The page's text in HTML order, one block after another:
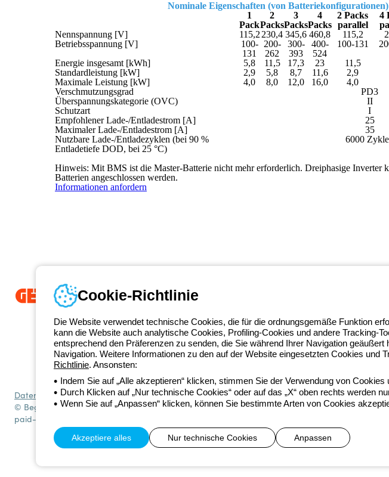
Nominale Eigenschaften (von Batteriekonfigurationen)
1
Pack
2
Packs
3
Packs
4
Packs
2 Packs
parallel
4
Nennspannung [V]
115,2 230,4 345,6 460,8 115,2
Betriebsspannung [V]
100-
131
200-
262
300-
393
400-
524
100-131
Energie insgesamt [kWh]
5,8 11,5 17,3 23 11,5
Standardleistung [kW]
2,9 5,8 8,7 11,6 2,9
Maximale Leistung [kW]
4,0 8,0 12,0 16,0 4,0
Verschmutzungsgrad
PD3
Überspannungskategorie (OVC)
II
Schutzart
I
Empfohlener Lade-/Entladestrom [A]
25
Maximaler Lade-/Entladestrom [A]
35
Nutzbare Lade-/Entladezyklen (bei 90 %
Entladetiefe DOD, bei 25 °C)
6000
Hinweis: Mit BMS ist die Master-Batterie nicht mehr erforderlich. Dreiphasige Inverter
Batterien angeschlossen werden.
Informationen anfordern
Seit 2025 ist Beghelli Teil der GEWISS Group und Teil des GEWISS LightZone-Ökosystems, in dem wir
integrierte Beleuchtungslösungen entwickeln, die Komplexität in Einfachheit verwandeln und Fachleute
sowie Endnutzer dabei unterstützen, ihre Anforderungen zu erfüllen.Erfahren Sie mehr über GEWISS.
Kontakt
Montag bis Freitag von 8:00 bis 17:00 Uhr +49 2064 97010
DatenschutzrichtlinieCookie-RichtlinieVerkaufsbedingungenAlle Richtlinien AccessibilityCredits
© Beghelli S.p.A. Sole Shareholder Company - Company subject to the direction and
paid-up capital: 10,000,000 Euro
Cookie-Richtlinie
Die Website verwendet technische Cookies, die für die ordnungsgemäße Funktion
kann die Website auch analytische Cookies, Profiling-Cookies und andere Tracking-
entsprechend den Präferenzen zu senden, die Sie während Ihrer Navigation
Navigation. Weitere Informationen zu den auf der Website eingesetzten Cookies
Richtlinie. Ansonsten:
Indem Sie auf „Alle akzeptieren“ klicken, stimmen Sie der Verwendung von
Durch Klicken auf „Nur technische Cookies“ oder auf das „X“ oben rechts werden
Wenn Sie auf „Anpassen“ klicken, können Sie bestimmte Arten von Cookies
Akzeptiere alles Nur technische Cookies Anpassen